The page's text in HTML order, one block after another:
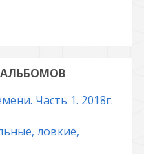
Часть 1. 2018г.
ловкие,